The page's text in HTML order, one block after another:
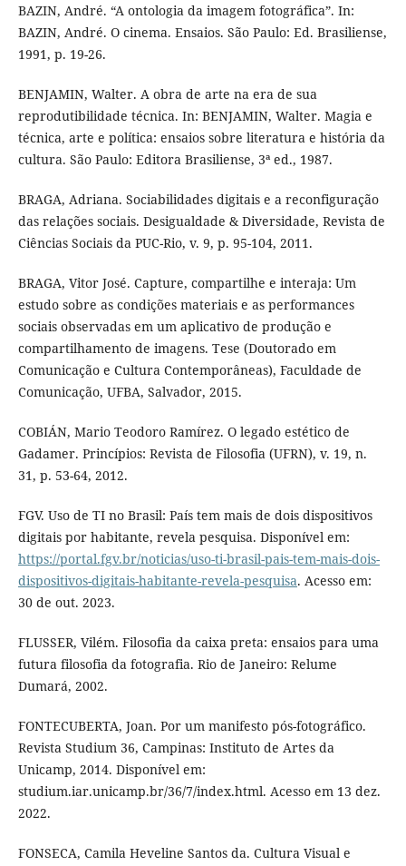
BAZIN, André. “A ontologia da imagem fotográfica”. In:
BAZIN, André. O cinema. Ensaios. São Paulo: Ed. Brasiliense,
1991, p. 19-26.
BENJAMIN, Walter. A obra de arte na era de sua
reprodutibilidade técnica. In: BENJAMIN, Walter. Magia e
técnica, arte e política: ensaios sobre literatura e história da
cultura. São Paulo: Editora Brasiliense, 3ª ed., 1987.
BRAGA, Adriana. Sociabilidades digitais e a reconfiguração
das relações sociais. Desigualdade & Diversidade, Revista de
Ciências Sociais da PUC-Rio, v. 9, p. 95-104, 2011.
BRAGA, Vitor José. Capture, compartilhe e interaja: Um
estudo sobre as condições materiais e as performances
sociais observadas em um aplicativo de produção e
compartilhamento de imagens. Tese (Doutorado em
Comunicação e Cultura Contemporâneas), Faculdade de
Comunicação, UFBA, Salvador, 2015.
COBIÁN, Mario Teodoro Ramírez. O legado estético de
Gadamer. Princípios: Revista de Filosofia (UFRN), v. 19, n.
31, p. 53-64, 2012.
FGV. Uso de TI no Brasil: País tem mais de dois dispositivos
digitais por habitante, revela pesquisa. Disponível em:
https://portal.fgv.br/noticias/uso-ti-brasil-pais-tem-mais-dois-
dispositivos-digitais-habitante-revela-pesquisa. Acesso em:
30 de out. 2023.
FLUSSER, Vilém. Filosofia da caixa preta: ensaios para uma
futura filosofia da fotografia. Rio de Janeiro: Relume
Dumará, 2002.
FONTECUBERTA, Joan. Por um manifesto pós-fotográfico.
Revista Studium 36, Campinas: Instituto de Artes da
Unicamp, 2014. Disponível em:
studium.iar.unicamp.br/36/7/index.html. Acesso em 13 dez.
2022.
FONSECA, Camila Heveline Santos da. Cultura Visual e